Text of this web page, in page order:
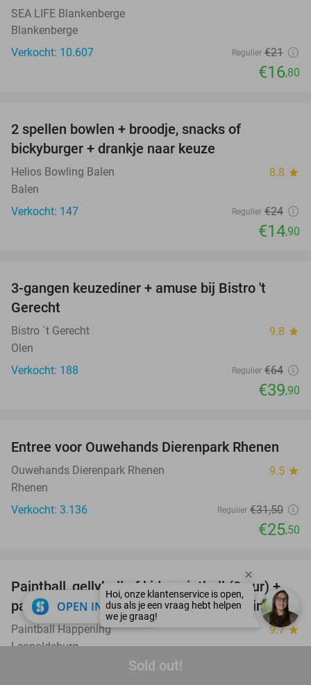
Sold out!
SEA LIFE Blankenberge
Blankenberge
Verkocht: 10.607
Regulier €21
€16,80
2 spellen bowlen + broodje, snacks of
bickyburger + drankje naar keuze
Helios Bowling Balen 8.8 star
Balen
Verkocht: 147
Regulier €24
€14,90
3-gangen keuzediner + amuse bij Bistro 't
Gerecht
Bistro ´t Gerecht 9.8 star
Olen
Verkocht: 188
Regulier €64
€39,90
19%
Entree voor Ouwehands Dierenpark Rhenen
Ouwehands Dierenpark Rhenen 9.5 star
Rhenen
Verkocht: 3.136
Regulier €31,50
€25,50
41%
Paintball, gellyball of kids paintball (2 uur) +
paint- of gellyballs bij Paintball Happening
Paintball Happening 9.7star
Leopoldsburg
OPEN IN APP close